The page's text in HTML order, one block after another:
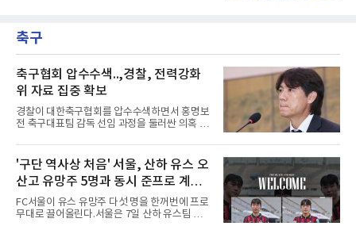
방망이로 존재감을 드러냈다. 지난달 퓨처스리
그 전체에서 가장 많은 20안타를 때
(kt wiz), 조병현(SSG 랜더스)을 지목했다. 그는
KBO리그에 구속과 신체 능력이 좋은 선수가 많
환은 이들이 경기 운영 능력과 경험을 더 쌓으면
메이저리그 진출이 가능하다면서도, 지금보다
한두 단계 성장해야 성공할 수 있다고 강조했다.
김병현도 같은 방향을 짚었다. 그는 김택연과 박
영현을 꼽으며 한국에서는 최고 대우를 받지만
미국은 다르다고 조언했다.
축구
축구협회 압수수색..,경찰, 전력강화
위 자료 집중 확보
경찰이 대한축구협회를 압수수색하면서 홍명보
전 축구대표팀 감독 선임 과정을 둘러싼 의혹 규
비판이 홍 전 감독에게 집중됐지만 경찰의 시선
은 다른 곳을 향한다. 성적 부진과 별개로 선임
과정에 부당함이 있었는지가 수사의 본류다.7일
연합뉴스 취재를 종합하면 서울경찰청 광역수사
단 금융범죄수사대는 전날 축구협회 사무실 등
을 압수수색해 감독 선임 관련 자료를 다수 확보
했다. 특히 감독 후보를 검토해 이사회에 추천하
'구단 역사상 처음' 서울, 산하 유스 오
산고 유망주 5명과 동시 준프로 계
약...ACL2 겨냥
FC서울이 유스 유망주 다섯 명을 한꺼번에 프로
무대로 끌어올린다.서울은 7일 산하 유스팀 서